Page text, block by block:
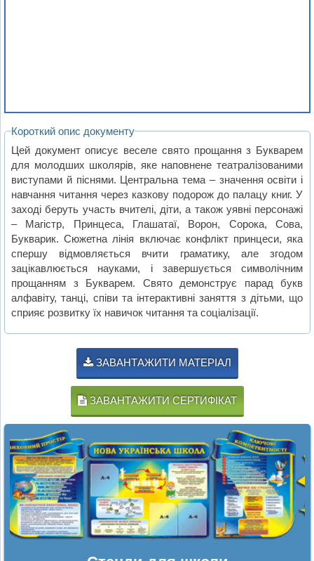
Короткий опис документу
Цей документ описує веселе свято прощання з Букварем
для молодших школярів, яке наповнене театралізованими
виступами й піснями. Центральна тема – значення освіти і
навчання читання через казкову подорож до палацу книг. У
заході беруть участь вчителі, діти, а також уявні персонажі
– Магістр, Принцеса, Глашатаї, Ворон, Сорока, Сова,
Букварик. Сюжетна лінія включає конфлікт принцеси, яка
спершу відмовляється вчити граматику, але згодом
зацікавлюється науками, і завершується символічним
прощанням з Букварем. Свято демонструє парад букв
алфавіту, танці, співи та інтерактивні заняття з дітьми, що
сприяє розвитку їх навичок читання та соціалізації.
ЗАВАНТАЖИТИ МАТЕРІАЛ
ЗАВАНТАЖИТИ СЕРТИФІКАТ